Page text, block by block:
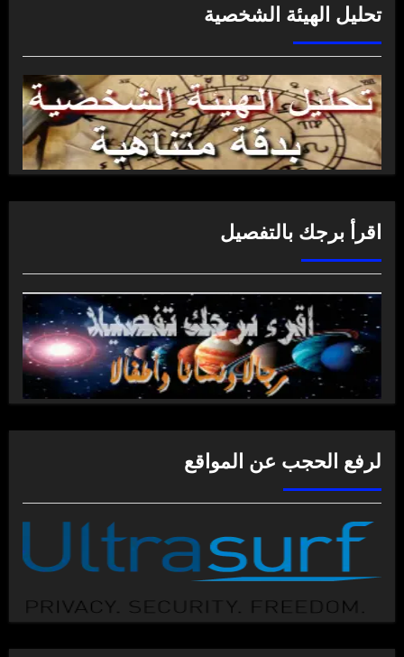
تحليل الهيئة الشخصية
اقرأ برجك بالتفصيل
لرفع الحجب عن المواقع